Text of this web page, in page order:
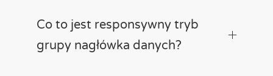
Co to jest responsywny tryb
grupy nagłówka danych?